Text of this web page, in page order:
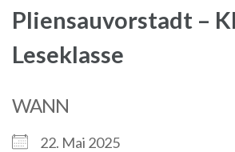
Pliensauvorstadt –
Leseklasse
WANN
22. Mai 2025